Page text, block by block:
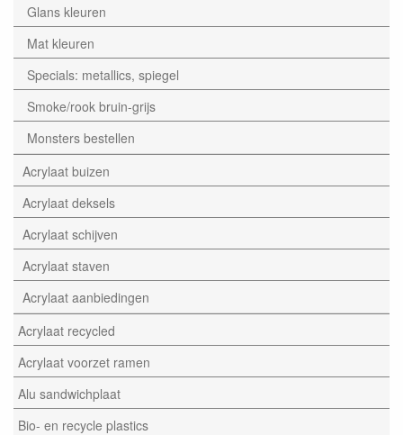
Glans kleuren
Mat kleuren
Specials: metallics, spiegel
Smoke/rook bruin-grijs
Monsters bestellen
Acrylaat buizen
Acrylaat deksels
Acrylaat schijven
Acrylaat staven
Acrylaat aanbiedingen
Acrylaat recycled
Acrylaat voorzet ramen
Alu sandwichplaat
Bio- en recycle plastics